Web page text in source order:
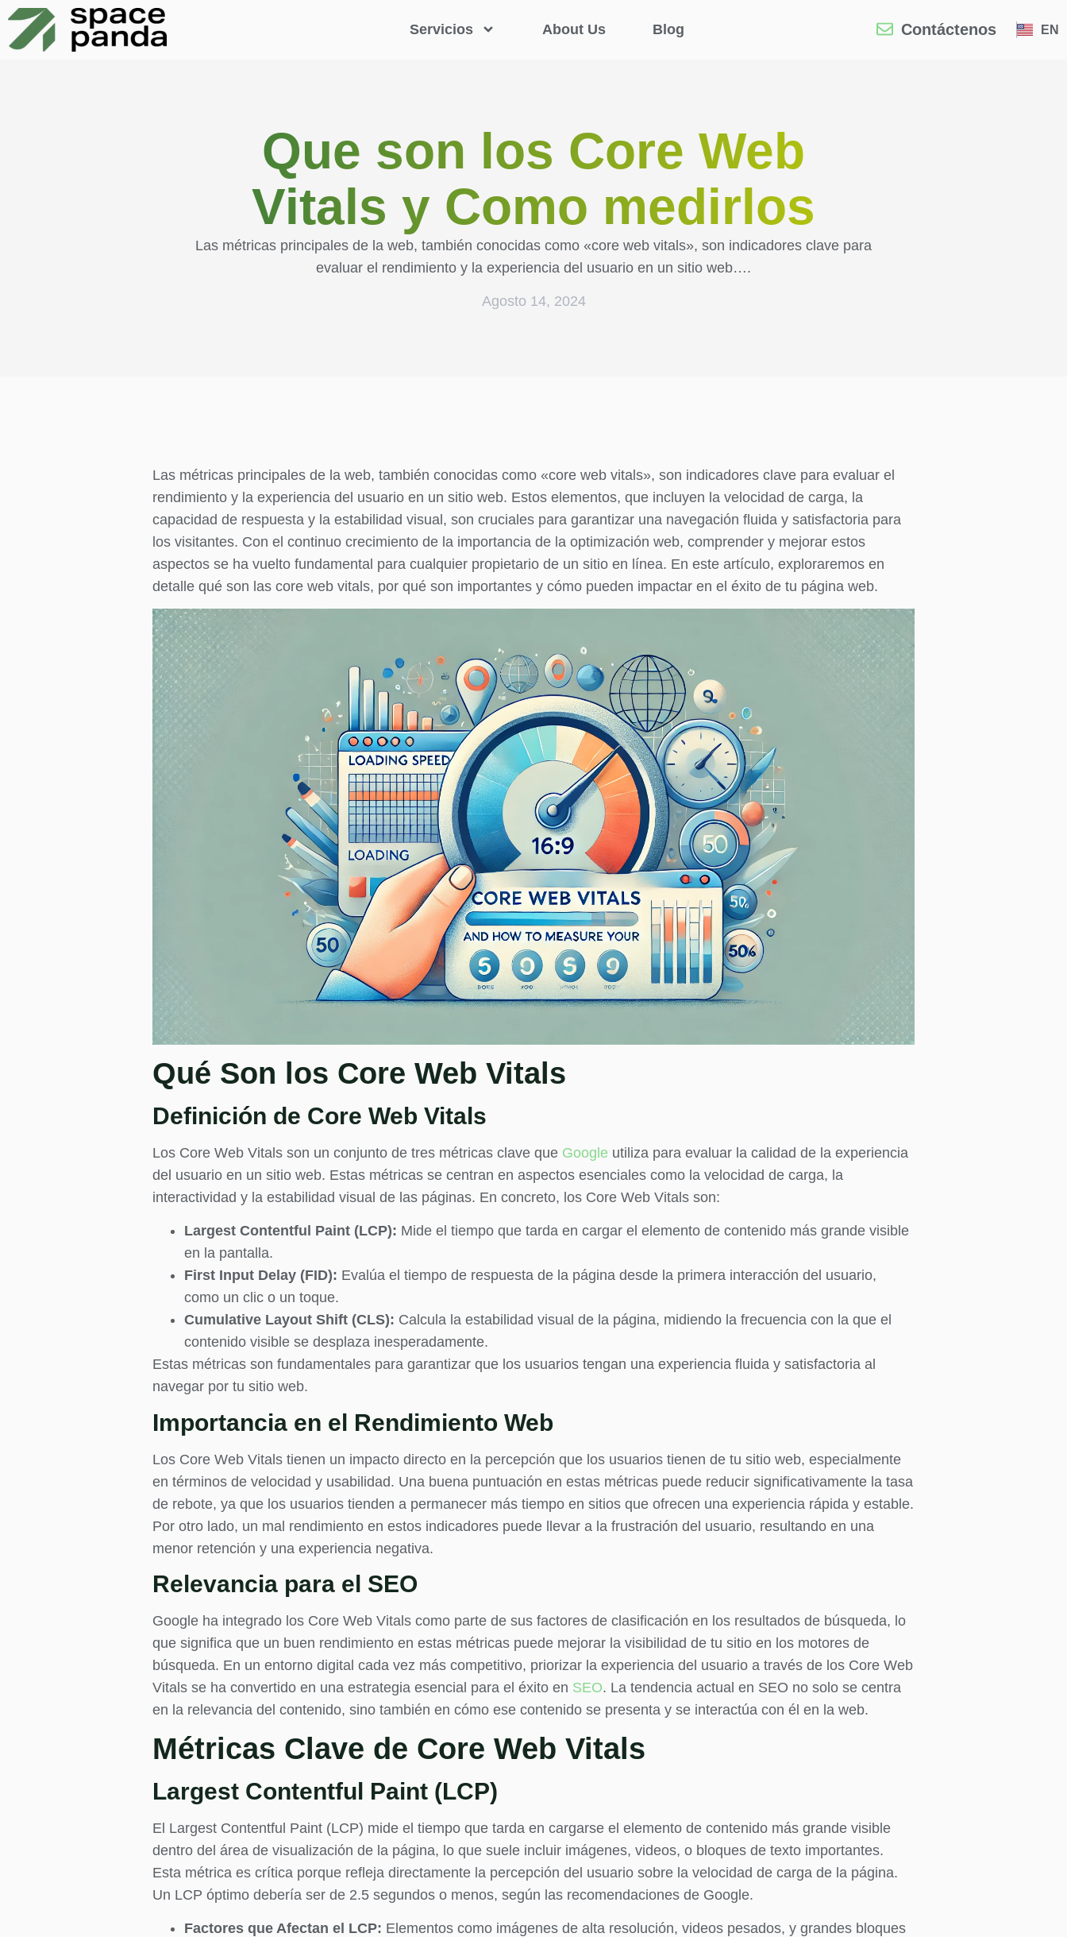
Servicios About Us Blog Contáctenos EN
Que son los Core Web
Vitals y Como medirlos
Las métricas principales de la web, también conocidas como «core web vitals», son indicadores clave para
evaluar el rendimiento y la experiencia del usuario en un sitio web….
Agosto 14, 2024
Las métricas principales de la web, también conocidas como «core web vitals», son indicadores clave para evaluar el
rendimiento y la experiencia del usuario en un sitio web. Estos elementos, que incluyen la velocidad de carga, la
capacidad de respuesta y la estabilidad visual, son cruciales para garantizar una navegación fluida y satisfactoria para
los visitantes. Con el continuo crecimiento de la importancia de la optimización web, comprender y mejorar estos
aspectos se ha vuelto fundamental para cualquier propietario de un sitio en línea. En este artículo, exploraremos en
detalle qué son las core web vitals, por qué son importantes y cómo pueden impactar en el éxito de tu página web.
Qué Son los Core Web Vitals
Definición de Core Web Vitals
Los Core Web Vitals son un conjunto de tres métricas clave que Google utiliza para evaluar la calidad de la experiencia
del usuario en un sitio web. Estas métricas se centran en aspectos esenciales como la velocidad de carga, la
interactividad y la estabilidad visual de las páginas. En concreto, los Core Web Vitals son:
Largest Contentful Paint (LCP): Mide el tiempo que tarda en cargar el elemento de contenido más grande visible
en la pantalla.
First Input Delay (FID): Evalúa el tiempo de respuesta de la página desde la primera interacción del usuario,
como un clic o un toque.
Cumulative Layout Shift (CLS): Calcula la estabilidad visual de la página, midiendo la frecuencia con la que el
contenido visible se desplaza inesperadamente.
Estas métricas son fundamentales para garantizar que los usuarios tengan una experiencia fluida y satisfactoria al
navegar por tu sitio web.
Importancia en el Rendimiento Web
Los Core Web Vitals tienen un impacto directo en la percepción que los usuarios tienen de tu sitio web, especialmente
en términos de velocidad y usabilidad. Una buena puntuación en estas métricas puede reducir significativamente la tasa
de rebote, ya que los usuarios tienden a permanecer más tiempo en sitios que ofrecen una experiencia rápida y estable.
Por otro lado, un mal rendimiento en estos indicadores puede llevar a la frustración del usuario, resultando en una
menor retención y una experiencia negativa.
Relevancia para el SEO
Google ha integrado los Core Web Vitals como parte de sus factores de clasificación en los resultados de búsqueda, lo
que significa que un buen rendimiento en estas métricas puede mejorar la visibilidad de tu sitio en los motores de
búsqueda. En un entorno digital cada vez más competitivo, priorizar la experiencia del usuario a través de los Core Web
Vitals se ha convertido en una estrategia esencial para el éxito en SEO. La tendencia actual en SEO no solo se centra
en la relevancia del contenido, sino también en cómo ese contenido se presenta y se interactúa con él en la web.
Métricas Clave de Core Web Vitals
Largest Contentful Paint (LCP)
El Largest Contentful Paint (LCP) mide el tiempo que tarda en cargarse el elemento de contenido más grande visible
dentro del área de visualización de la página, lo que suele incluir imágenes, videos, o bloques de texto importantes.
Esta métrica es crítica porque refleja directamente la percepción del usuario sobre la velocidad de carga de la página.
Un LCP óptimo debería ser de 2.5 segundos o menos, según las recomendaciones de Google.
Factores que Afectan el LCP: Elementos como imágenes de alta resolución, videos pesados, y grandes bloques